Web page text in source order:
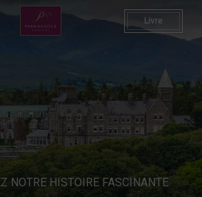
Marche de l'Histoire |
Livre
NOTRE HISTOIRE FASCINANTE